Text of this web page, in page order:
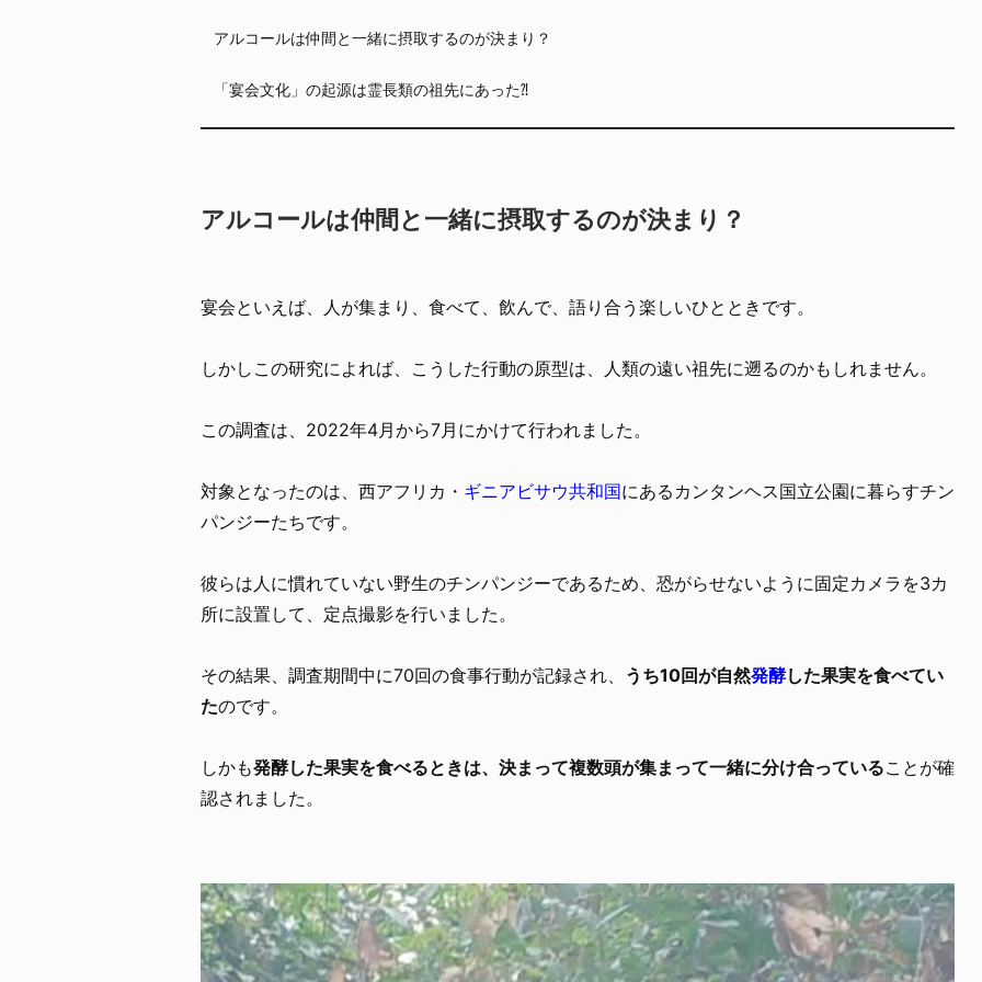
アルコールは仲間と一緒に摂取するのが決まり？
「宴会文化」の起源は霊長類の祖先にあった⁈
アルコールは仲間と一緒に摂取するのが決まり？
宴会といえば、人が集まり、食べて、飲んで、語り合う楽しいひとときです。
しかしこの研究によれば、こうした行動の原型は、人類の遠い祖先に遡るのかもしれません。
この調査は、2022年4月から7月にかけて行われました。
対象となったのは、西アフリカ・ ギニアビサウ共和国にあるカンタンヘス国立公園に暮らすチン
パンジーたちです。
彼らは人に慣れていない野生のチンパンジーであるため、恐がらせないように固定カメラを3カ
所に設置して、定点撮影を行いました。
その結果、調査期間中に70回の食事行動が記録され、 うち10回が自然発酵した果実を食べてい
たのです。
しかも発酵した果実を食べるときは、決まって複数頭が集まって一緒に分け合っていることが確
認されました。